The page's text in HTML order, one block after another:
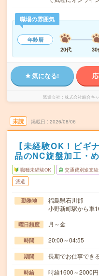
職場の雰囲気
年齢層
20代
30
気になる!
派遣会社 株式会社綜合キ
未読 掲載日 2026/08/06
【未経験OK！ビギ
品のNC旋盤加工・
職種未経験OK 交通費別途支給
派遣
勤務地
福島県石川郡
小野新町駅から車
曜日頻度 月～金
時間 20:00～04:55
期間 長期でお仕事でき
時給 時給1600～2000円